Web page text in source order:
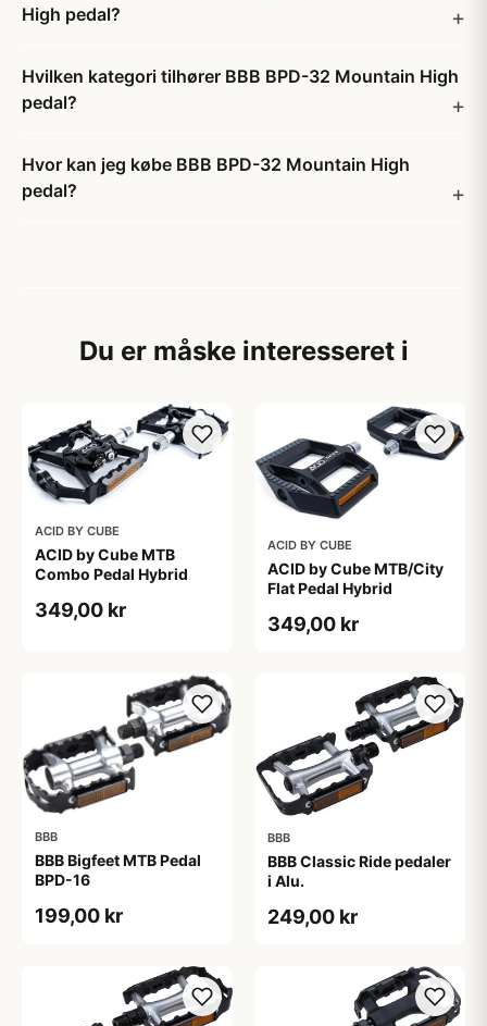
High pedal?
Hvilken kategori tilhører BBB BPD-32 Mountain High
pedal?
Hvor kan jeg købe BBB BPD-32 Mountain High
pedal?
Du er måske interesseret i
ACID BY CUBE
ACID by Cube MTB
Combo Pedal Hybrid
349,00 kr
ACID BY CUBE
ACID by Cube MTB/City
Flat Pedal Hybrid
349,00 kr
BBB
BBB Bigfeet MTB Pedal
BPD-16
199,00 kr
BBB
BBB Classic Ride pedaler
i Alu.
249,00 kr